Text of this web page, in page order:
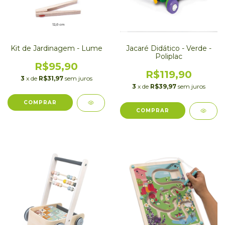
Kit de Jardinagem - Lume
R$95,90
3 x de R$31,97 sem juros
Jacaré Didático - Verde -
Poliplac
R$119,90
3 x de R$39,97 sem juros